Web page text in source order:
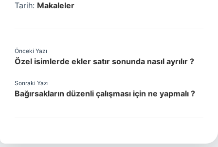
Tarih: Makaleler
Önceki Yazı
Özel isimlerde ekler satır sonunda nasıl ayrılır ?
Sonraki Yazı
Bağırsakların düzenli çalışması için ne yapmalı ?